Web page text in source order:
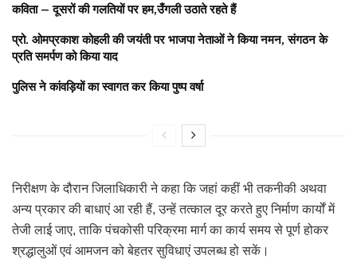
कविता – दूसरों की गलतियों पर हम,उँगली उठाते रहते हैं
प्रो. ओमप्रकाश कोहली की जयंती पर भाजपा नेताओं ने किया नमन, संगठन के
प्रति समर्पण को किया याद
पुलिस ने कांवड़ियों का स्वागत कर किया पुष्प वर्षा
निरीक्षण के दौरान जिलाधिकारी ने कहा कि जहां कहीं भी तकनीकी अथवा
अन्य प्रकार की बाधाएं आ रही हैं, उन्हें तत्काल दूर करते हुए निर्माण कार्यों में
तेजी लाई जाए, ताकि पंचकोसी परिक्रमा मार्ग का कार्य समय से पूर्ण होकर
श्रद्धालुओं एवं आमजन को बेहतर सुविधाएं उपलब्ध हो सकें।